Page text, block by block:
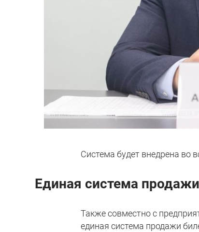
Система будет внедрена во
Единая система
Также совместно с
единая система продажи